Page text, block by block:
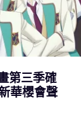
第三季確
華櫻會聲